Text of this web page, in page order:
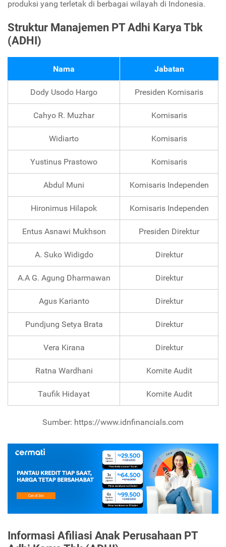
produksi yang terletak di berbagai wilayah di Indonesia.
Struktur Manajemen PT Adhi Karya Tbk
(ADHI)
Nama Jabatan
Dody Usodo Hargo Presiden Komisaris
Cahyo R. Muzhar Komisaris
Widiarto Komisaris
Yustinus Prastowo Komisaris
Abdul Muni Komisaris Independen
Hironimus Hilapok Komisaris Independen
Entus Asnawi Mukhson Presiden Direktur
A. Suko Widigdo Direktur
A.A G. Agung Dharmawan Direktur
Agus Karianto Direktur
Pundjung Setya Brata Direktur
Vera Kirana Direktur
Ratna Wardhani Komite Audit
Taufik Hidayat Komite Audit
Sumber: https://www.idnfinancials.com
Informasi Afiliasi Anak Perusahaan PT